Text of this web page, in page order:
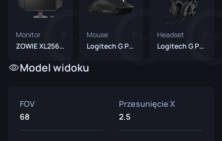
Monitor
ZOWIE XL2566K
Mouse
Logitech G Pro X Superlight 2 Black
Headset
Logitech G PRO X 2 Headset Black
Model widoku
FOV
68
Przesunięcie X
2.5